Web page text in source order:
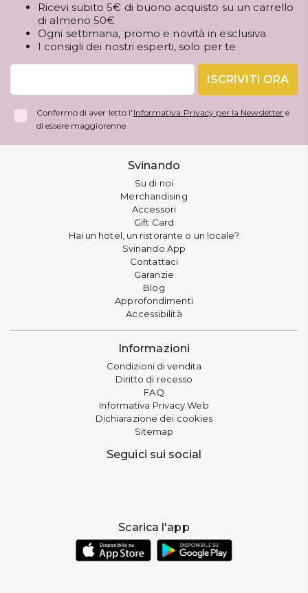
Ricevi subito 5€ di buono acquisto su un carrello
di almeno 50€
Ogni settimana, promo e novità in esclusiva
I consigli dei nostri esperti, solo per te
ISCRIVITI ORA
Confermo di aver letto l' Informativa Privacy per la Newsletter e
di essere maggiorenne
Svinando
Su di noi
Merchandising
Accessori
Gift Card
Hai un hotel, un ristorante o un locale?
Svinando App
Contattaci
Garanzie
Blog
Approfondimenti
Accessibilità
Informazioni
Condizioni di vendita
Diritto di recesso
FAQ
Informativa Privacy Web
Dichiarazione dei cookies
Sitemap
Seguici sui social
Scarica l'app